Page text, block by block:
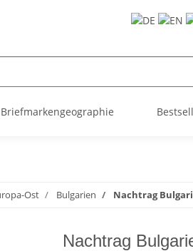
Briefmarkengeographie
Ost Bulgarien Nachtrag
Nachtrag